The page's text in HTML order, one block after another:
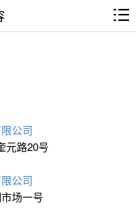
公司
元路20号
公司
场一号